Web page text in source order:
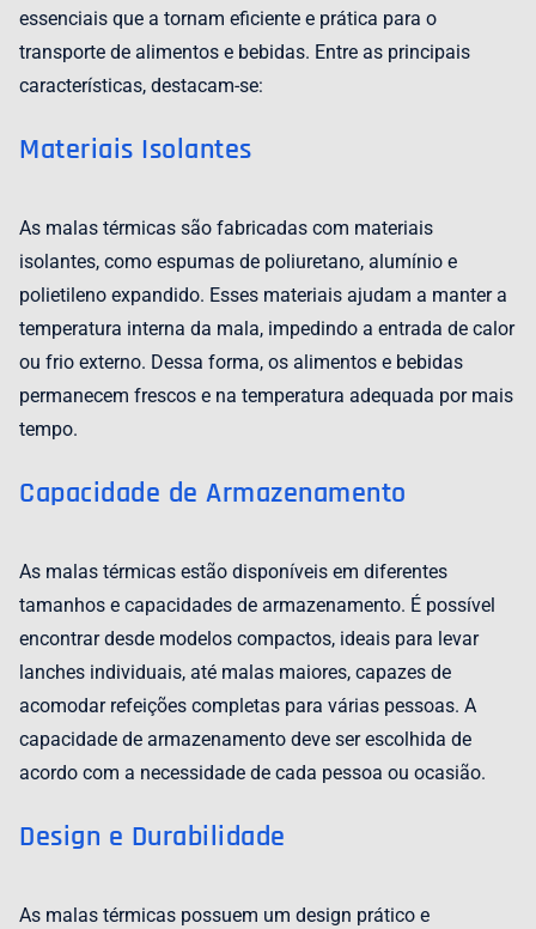
essenciais que a tornam eficiente e prática para o
transporte de alimentos e bebidas. Entre as principais
características, destacam-se:
Materiais Isolantes
As malas térmicas são fabricadas com materiais
isolantes, como espumas de poliuretano, alumínio e
polietileno expandido. Esses materiais ajudam a manter a
temperatura interna da mala, impedindo a entrada de calor
ou frio externo. Dessa forma, os alimentos e bebidas
permanecem frescos e na temperatura adequada por mais
tempo.
Capacidade de Armazenamento
As malas térmicas estão disponíveis em diferentes
tamanhos e capacidades de armazenamento. É possível
encontrar desde modelos compactos, ideais para levar
lanches individuais, até malas maiores, capazes de
acomodar refeições completas para várias pessoas. A
capacidade de armazenamento deve ser escolhida de
acordo com a necessidade de cada pessoa ou ocasião.
Design e Durabilidade
As malas térmicas possuem um design prático e